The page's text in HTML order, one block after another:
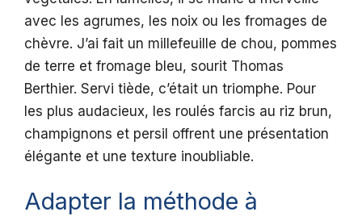
avec les agrumes, les noix ou les fromages de
chèvre. J’ai fait un millefeuille de chou, pommes
de terre et fromage bleu, sourit Thomas
Berthier. Servi tiède, c’était un triomphe. Pour
les plus audacieux, les roulés farcis au riz brun,
champignons et persil offrent une présentation
élégante et une texture inoubliable.
Adapter la méthode à